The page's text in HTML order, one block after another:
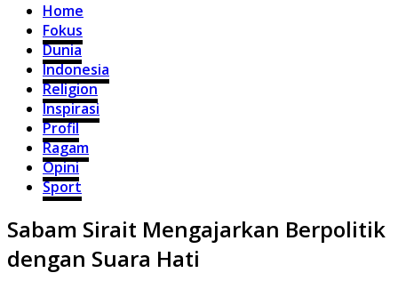
Home
Fokus
Dunia
Indonesia
Religion
Inspirasi
Profil
Ragam
Opini
Sport
Sabam Sirait Mengajarkan Berpolitik
dengan Suara Hati